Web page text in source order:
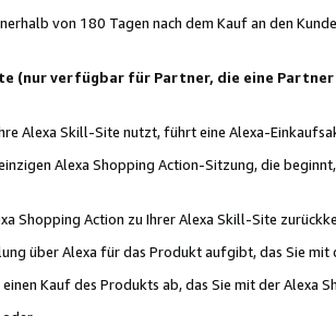
von 180 Tagen nach dem Kauf an den
(nur verfügbar für Partner, die eine
Alexa Skill-Site nutzt, führt eine Alexa-
Alexa Shopping Action-Sitzung, die
Shopping Action zu Ihrer Alexa Skill-Site
über Alexa für das Produkt aufgibt, das Sie mit
Kauf des Produkts ab, das Sie mit der Alexa